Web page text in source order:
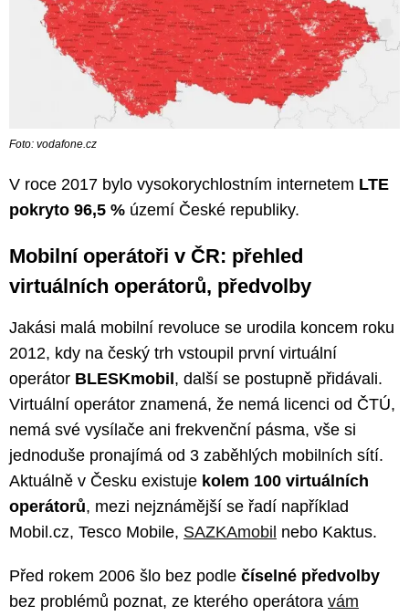
Foto: vodafone.cz
V roce 2017 bylo vysokorychlostním internetem LTE
pokryto 96,5 % území České republiky.
Mobilní operátoři v ČR: přehled
virtuálních operátorů, předvolby
Jakási malá mobilní revoluce se urodila koncem roku
2012, kdy na český trh vstoupil první virtuální
operátor BLESKmobil, další se postupně přidávali.
Virtuální operátor znamená, že nemá licenci od ČTÚ,
nemá své vysílače ani frekvenční pásma, vše si
jednoduše pronajímá od 3 zaběhlých mobilních sítí.
Aktuálně v Česku existuje kolem 100 virtuálních
operátorů, mezi nejznámější se řadí například
Mobil.cz, Tesco Mobile, SAZKAmobil nebo Kaktus.
Před rokem 2006 šlo bez podle číselné předvolby
bez problémů poznat, ze kterého operátora vám